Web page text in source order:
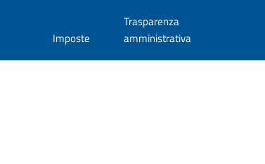
Imposte
Trasparenza
amministrativa